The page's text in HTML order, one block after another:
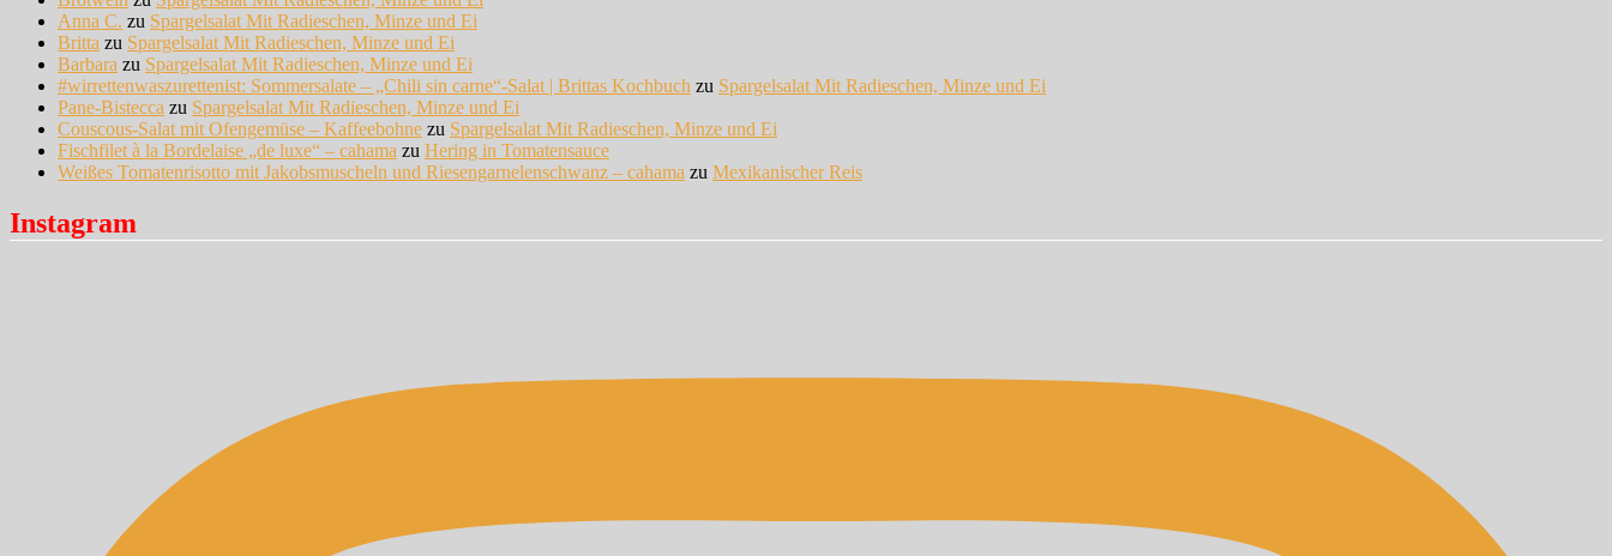
Anna C. zu Spargelsalat Mit Radieschen, Minze und Ei
Britta zu Spargelsalat Mit Radieschen, Minze und Ei
Barbara zu Spargelsalat Mit Radieschen, Minze und Ei
#wirrettenwaszurettenist: Sommersalate – „Chili sin carne“-Salat | Brittas Kochbuch zu Spargelsalat Mit Radieschen, Minze und Ei
Pane-Bistecca zu Spargelsalat Mit Radieschen, Minze und Ei
Couscous-Salat mit Ofengemüse – Kaffeebohne zu Spargelsalat Mit Radieschen, Minze und Ei
Fischfilet à la Bordelaise „de luxe“ – cahama zu Hering in Tomatensauce
Weißes Tomatenrisotto mit Jakobsmuscheln und Riesengarnelenschwanz – cahama zu Mexikanischer Reis
Instagram